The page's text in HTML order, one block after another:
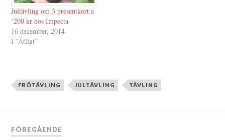
Jultävling om 3 presentkort a
´200 kr hos Impecta
16 december, 2014
I ”Ätligt”
FRÖTÄVLING JULTÄVLING TÄVLING
Inläggsnavigering
FÖREGÅENDE